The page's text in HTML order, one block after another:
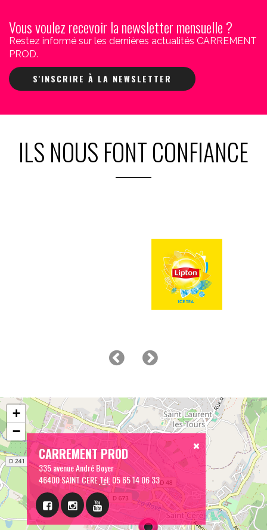
Vous voulez recevoir la newsletter mensuelle ?
Restez informé sur les dernières actualités CARREMENT
PROD.
S'INSCRIRE À LA NEWSLETTER
ILS NOUS FONT CONFIANCE
CARREMENT PROD
335 avenue André Boyer
46400 SAINT CERETél:05 65 14 06 33
+
−